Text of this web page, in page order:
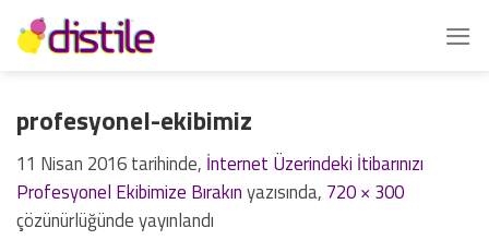
İçeriğe
atla
profesyonel-ekibimiz
11 Nisan 2016tarihinde, İnternet Üzerindeki İtibarınızı
Profesyonel Ekibimize Bırakınyazısında, 720 × 300
çözünürlüğünde yayınlandı